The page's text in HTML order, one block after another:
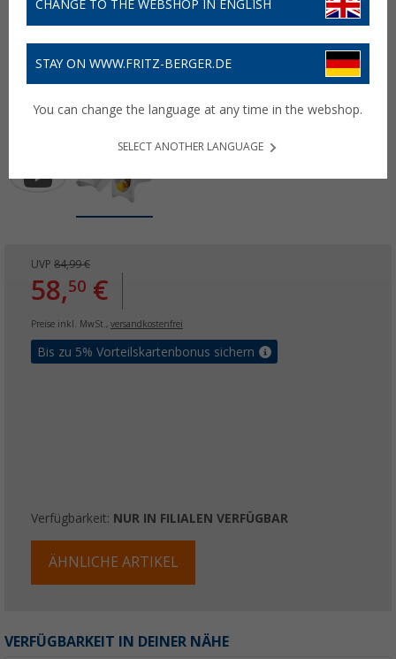
UVP 84,99 €
58,50 €
Preise inkl. MwSt., versandkostenfrei
Bis zu 5% Vorteilskartenbonus sichern
Verfügbarkeit: NUR IN FILIALEN VERFÜGBAR
ÄHNLICHE ARTIKEL
VERFÜGBARKEIT IN DEINER NÄHE
CHANGE TO THE WEBSHOP IN ENGLISH
STAY ON WWW.FRITZ-BERGER.DE
You can change the language at any time in the webshop.
SELECT ANOTHER LANGUAGE